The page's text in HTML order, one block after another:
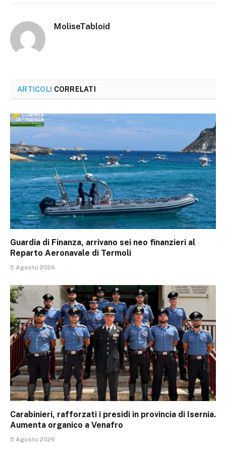
MoliseTabloid
ARTICOLI CORRELATI
Guardia di Finanza, arrivano sei neo finanzieri al
Reparto Aeronavale di Termoli
5 Agosto 2026
Carabinieri, rafforzati i presidi in provincia di Isernia.
Aumenta organico a Venafro
5 Agosto 2026